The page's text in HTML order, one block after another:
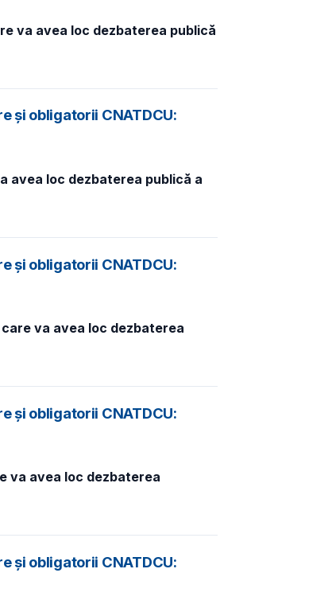
va avea loc dezbaterea publică
și obligatorii CNATDCU:
avea loc dezbaterea publică a
și obligatorii CNATDCU:
va avea loc dezbaterea
și obligatorii CNATDCU:
va avea loc dezbaterea
și obligatorii CNATDCU: